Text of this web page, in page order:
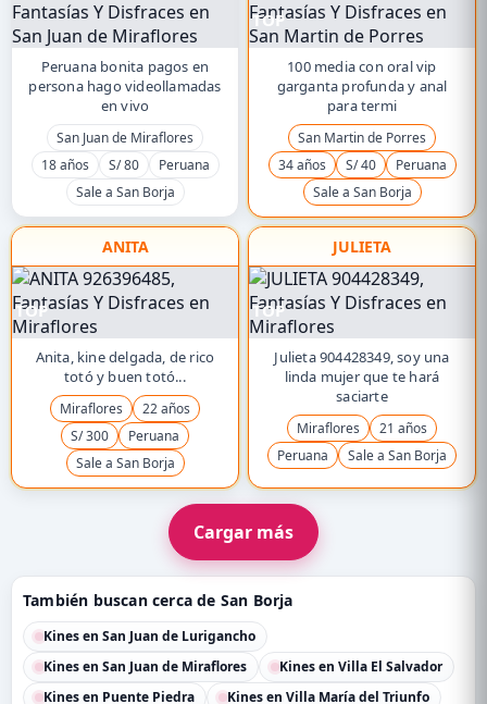
Peruana bonita pagos en
persona hago videollamadas
en vivo
San Juan de Miraflores
18 años
S/ 80
Peruana
Sale a San Borja
TOP
100 media con oral vip
garganta profunda y anal
para termi
San Martin de Porres
34 años
S/ 40
Peruana
Sale a San Borja
ANITA
TOP
Anita, kine delgada, de rico
totó y buen totó...
Miraflores
22 años
S/ 300
Peruana
Sale a San Borja
JULIETA
TOP
Julieta 904428349, soy una
linda mujer que te hará
saciarte
Miraflores
21 años
Peruana
Sale a San Borja
Cargar más
También buscan cerca de San Borja
Kines en San Juan de Lurigancho
Kines en San Juan de Miraflores
Kines en Villa El Salvador
Kines en Puente Piedra
Kines en Villa María del Triunfo